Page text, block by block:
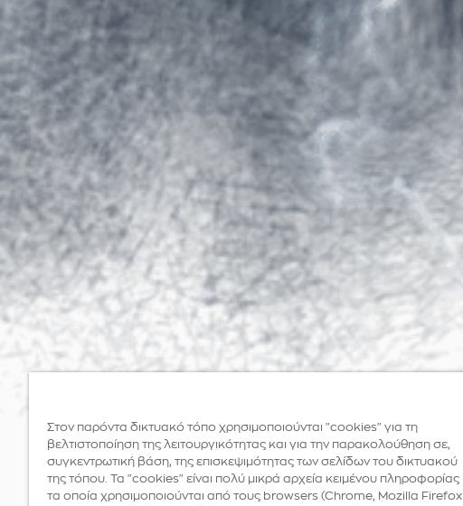
Στον παρόντα δικτυακό τόπο χρησιμοποιούνται "cookies" για τη
βελτιστοποίηση της λειτουργικότητας και για την παρακολούθηση σε,
συγκεντρωτική βάση, της επισκεψιμότητας των σελίδων του δικτυακού
της τόπου. Τα "cookies" είναι πολύ μικρά αρχεία κειμένου πληροφορίας
τα οποία χρησιμοποιούνται από τους browsers (Chrome, Mozilla Firefox